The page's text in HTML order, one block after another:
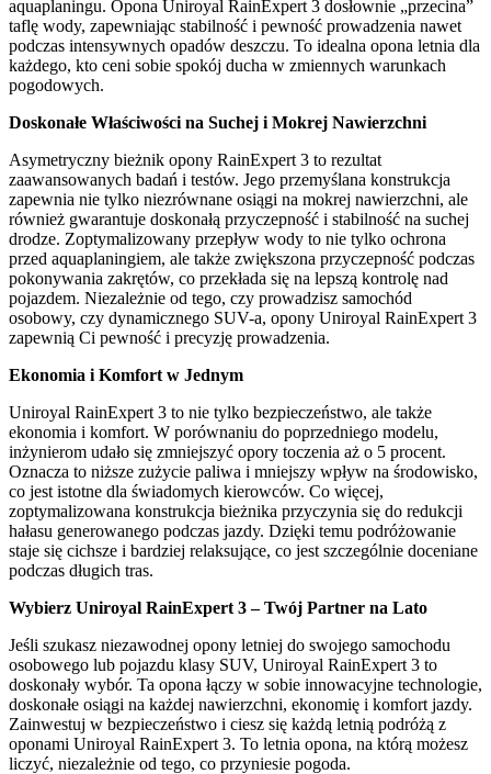
aquaplaningu. Opona Uniroyal RainExpert 3 dosłownie „przecina”
taflę wody, zapewniając stabilność i pewność prowadzenia nawet
podczas intensywnych opadów deszczu. To idealna opona letnia dla
każdego, kto ceni sobie spokój ducha w zmiennych warunkach
pogodowych.
Doskonałe Właściwości na Suchej i Mokrej Nawierzchni
Asymetryczny bieżnik opony RainExpert 3 to rezultat
zaawansowanych badań i testów. Jego przemyślana konstrukcja
zapewnia nie tylko niezrównane osiągi na mokrej nawierzchni, ale
również gwarantuje doskonałą przyczepność i stabilność na suchej
drodze. Zoptymalizowany przepływ wody to nie tylko ochrona
przed aquaplaningiem, ale także zwiększona przyczepność podczas
pokonywania zakrętów, co przekłada się na lepszą kontrolę nad
pojazdem. Niezależnie od tego, czy prowadzisz samochód
osobowy, czy dynamicznego SUV-a, opony Uniroyal RainExpert 3
zapewnią Ci pewność i precyzję prowadzenia.
Ekonomia i Komfort w Jednym
Uniroyal RainExpert 3 to nie tylko bezpieczeństwo, ale także
ekonomia i komfort. W porównaniu do poprzedniego modelu,
inżynierom udało się zmniejszyć opory toczenia aż o 5 procent.
Oznacza to niższe zużycie paliwa i mniejszy wpływ na środowisko,
co jest istotne dla świadomych kierowców. Co więcej,
zoptymalizowana konstrukcja bieżnika przyczynia się do redukcji
hałasu generowanego podczas jazdy. Dzięki temu podróżowanie
staje się cichsze i bardziej relaksujące, co jest szczególnie doceniane
podczas długich tras.
Wybierz Uniroyal RainExpert 3 – Twój Partner na Lato
Jeśli szukasz niezawodnej opony letniej do swojego samochodu
osobowego lub pojazdu klasy SUV, Uniroyal RainExpert 3 to
doskonały wybór. Ta opona łączy w sobie innowacyjne technologie,
doskonałe osiągi na każdej nawierzchni, ekonomię i komfort jazdy.
Zainwestuj w bezpieczeństwo i ciesz się każdą letnią podróżą z
oponami Uniroyal RainExpert 3. To letnia opona, na którą możesz
liczyć, niezależnie od tego, co przyniesie pogoda.